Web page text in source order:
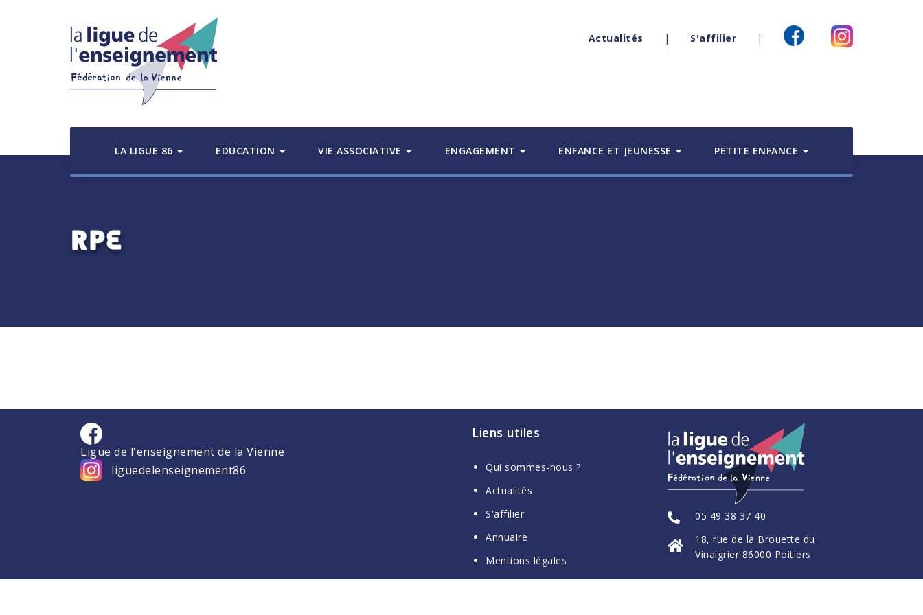
Actualités | S'affilier |
LA LIGUE 86 EDUCATION VIE ASSOCIATIVE ENGAGEMENT ENFANCE ET JEUNESSE PETITE ENFANCE
RPE
Ligue de l'enseignement de la Vienne
Liens utiles
Qui sommes-nous ?
Actualités
S'affilier
Annuaire
Mentions légales
05 49 38 37 40
18, rue de la Brouette du
Vinaigrier 86000 Poitiers